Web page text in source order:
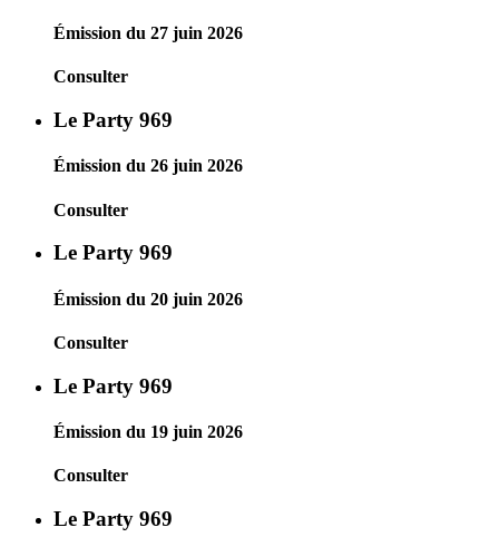
Émission du 27 juin 2026
Consulter
Le Party 969
Émission du 26 juin 2026
Consulter
Le Party 969
Émission du 20 juin 2026
Consulter
Le Party 969
Émission du 19 juin 2026
Consulter
Le Party 969